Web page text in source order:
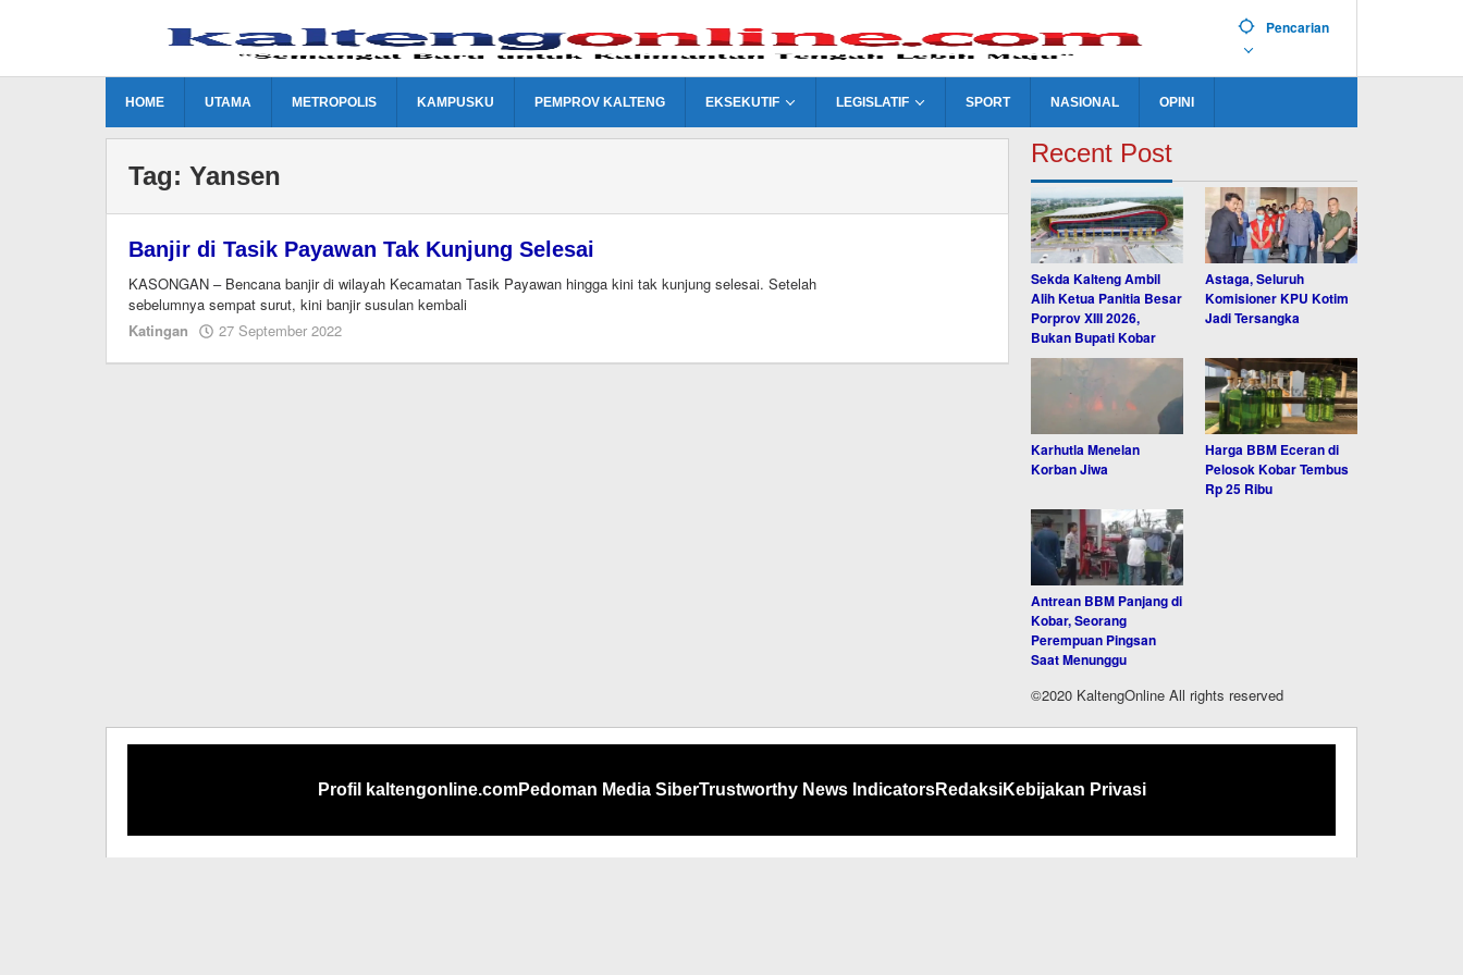
Pencarian
HOME UTAMA METROPOLIS KAMPUSKU PEMPROV KALTENG EKSEKUTIF LEGISLATIF SPORT NASIONAL OPINI
Tag: Yansen
Banjir di Tasik Payawan Tak Kunjung Selesai
KASONGAN – Bencana banjir di wilayah Kecamatan Tasik Payawan hingga kini tak kunjung selesai. Setelah
sebelumnya sempat surut, kini banjir susulan kembali
Katingan
27 September 2022
Recent Post
Sekda Kalteng Ambil
Alih Ketua Panitia Besar
Porprov XIII 2026,
Bukan Bupati Kobar
Astaga, Seluruh
Komisioner KPU Kotim
Jadi Tersangka
Karhutla Menelan
Korban Jiwa
Harga BBM Eceran di
Pelosok Kobar Tembus
Rp 25 Ribu
Antrean BBM Panjang di
Kobar, Seorang
Perempuan Pingsan
Saat Menunggu
©2020 KaltengOnline All rights reserved
Profil kaltengonline.comPedoman Media SiberTrustworthy News IndicatorsRedaksiKebijakan Privasi